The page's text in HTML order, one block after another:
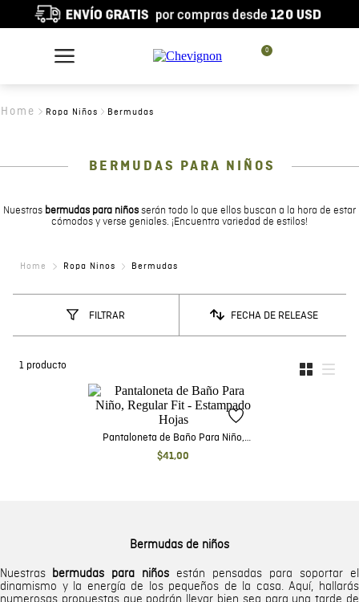
0
Ropa Niños Bermudas
BERMUDAS PARA NIÑOS
Nuestras bermudas para niños serán todo lo que ellos buscan a la hora de estar
cómodos y verse geniales. ¡Encuentra variedad de estilos!
Ropa Ninos Bermudas
FILTRAR FECHA DE RELEASE
1 producto
Pantaloneta de Baño Para Niño,
Regular Fit - Estampado Hojas
$41,00
Bermudas de niños
Nuestras bermudas para niños están pensadas para soportar el
dinamismo y la energía de los pequeños de la casa. Aquí, hallarás